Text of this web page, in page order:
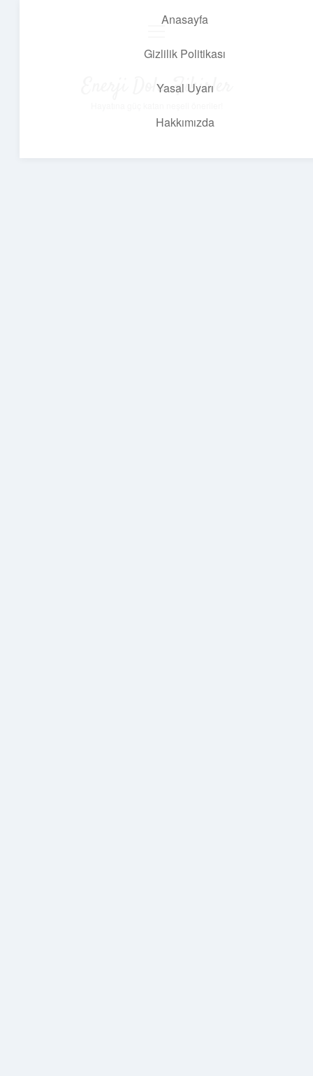
Anasayfa
Gizlilik Politikası
Yasal Uyarı
Hakkımızda
Enerji Dolu Fikirler